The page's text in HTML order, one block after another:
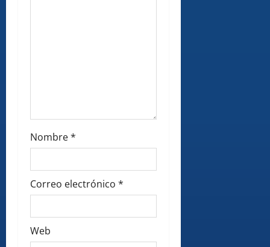
Nombre*
Correo electrónico *
Web